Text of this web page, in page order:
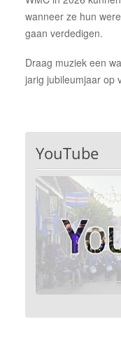
wanneer ze hun
gaan verdedigen.
Draag muziek een
jarig jubileumjaar op
YouTube